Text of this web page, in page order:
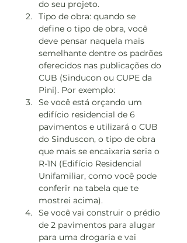
do seu projeto.
Tipo de obra: quando se
define o tipo de obra, você
deve pensar naquela mais
semelhante dentre os padrões
oferecidos nas publicações do
CUB (Sinducon ou CUPE da
Pini). Por exemplo:
Se você está orçando um
edifício residencial de 6
pavimentos e utilizará o CUB
do Sinduscon, o tipo de obra
que mais se encaixaria seria o
R-1N (Edifício Residencial
Unifamiliar, como você pode
conferir na tabela que te
mostrei acima).
Se você vai construir o prédio
de 2 pavimentos para alugar
para uma drogaria e vai